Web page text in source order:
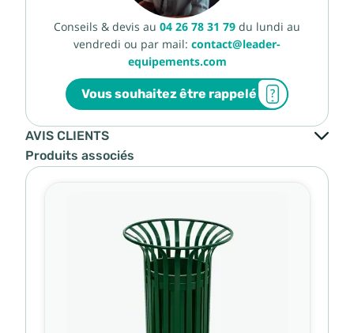
Conseils & devis au 04 26 78 31 79 du lundi au
vendredi ou par mail: contact@leader-
equipements.com
Vous souhaitez être rappelé
AVIS CLIENTS
Produits associés